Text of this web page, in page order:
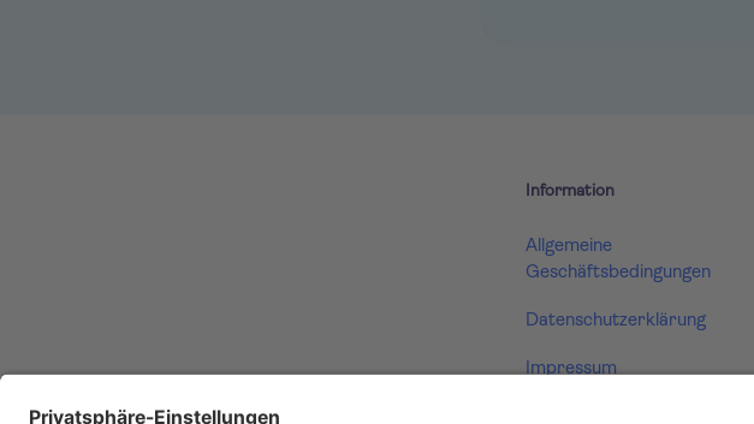
Information
Allgemeine
Geschäftsbedingungen
Datenschutzerklärung
Impressum